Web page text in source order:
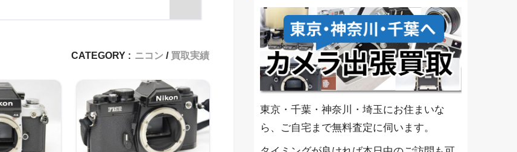
CATEGORY : ニコン 買取実績
東京・千葉・神奈川・埼玉にお住まいな
ら、ご自宅まで無料査定に伺います。